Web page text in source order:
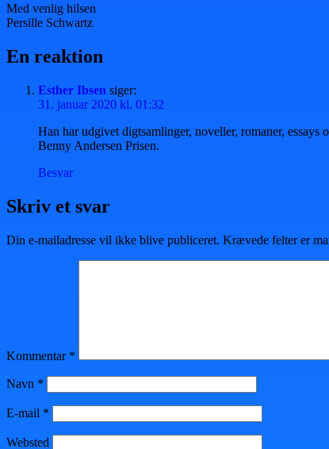
Med venlig hilsen
Persille Schwartz
En reaktion
Esther Ibsen siger:
31. januar 2020 kl. 01:32
Han har udgivet digtsamlinger, noveller, romaner,
Benny Andersen Prisen.
Besvar
Skriv et svar
Din e-mailadresse vil ikke blive publiceret. Krævede felter er
Kommentar *
Navn *
E-mail *
Websted